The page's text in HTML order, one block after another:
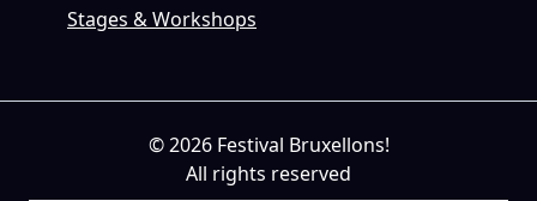
Stages & Workshops
© 2026 Festival Bruxellons!
All rights reserved